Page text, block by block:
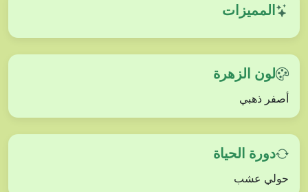
المميزات
لون الزهرة
أصفر ذهبي
دورة الحياة
حولي عشب